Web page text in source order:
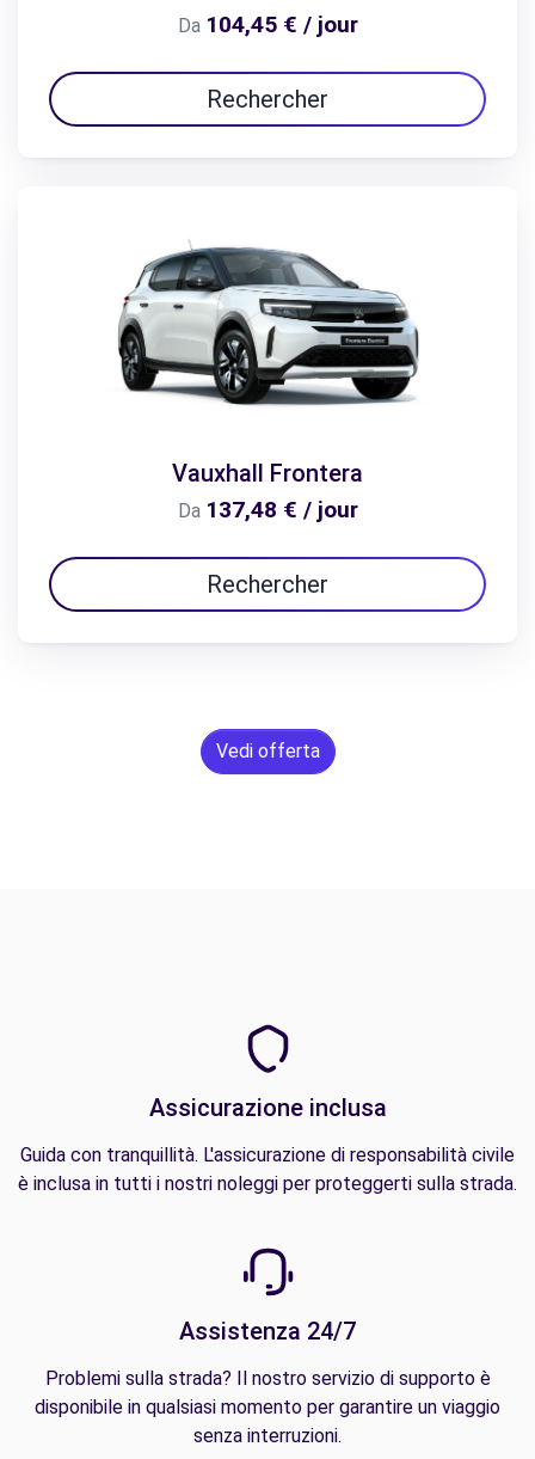
Da 104,45 € / jour
Rechercher
Vauxhall Frontera
Da 137,48 € / jour
Rechercher
Vedi offerta
Assicurazione inclusa
Guida con tranquillità. L'assicurazione di responsabilità civile
è inclusa in tutti i nostri noleggi per proteggerti sulla strada.
Assistenza 24/7
Problemi sulla strada? Il nostro servizio di supporto è
disponibile in qualsiasi momento per garantire un viaggio
senza interruzioni.